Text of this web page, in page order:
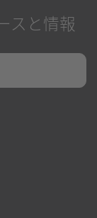
スと情報